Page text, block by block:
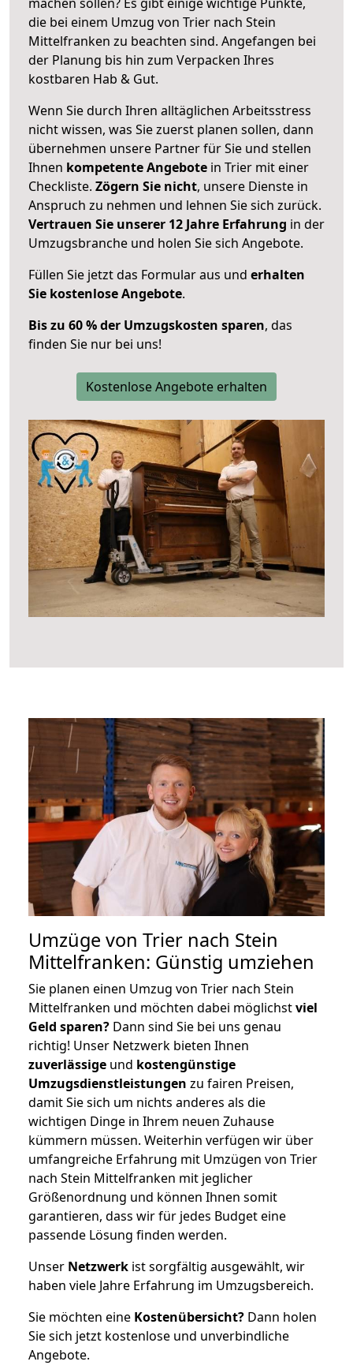
die bei einem Umzug von Trier nach Stein
Mittelfranken zu beachten sind. Angefangen bei
der Planung bis hin zum Verpacken Ihres
kostbaren Hab & Gut.
Wenn Sie durch Ihren alltäglichen Arbeitsstress
nicht wissen, was Sie zuerst planen sollen, dann
übernehmen unsere Partner für Sie und stellen
Ihnen kompetente Angebote in Trier mit einer
Checkliste. Zögern Sie nicht, unsere Dienste in
Anspruch zu nehmen und lehnen Sie sich zurück.
Vertrauen Sie unserer 12 Jahre Erfahrung in der
Umzugsbranche und holen Sie sich Angebote.
Füllen Sie jetzt das Formular aus und erhalten
Sie kostenlose Angebote.
Bis zu 60 % der Umzugskosten sparen, das
finden Sie nur bei uns!
Kostenlose Angebote erhalten
Umzüge von Trier nach Stein
Mittelfranken: Günstig umziehen
Sie planen einen Umzug von Trier nach Stein
Mittelfranken und möchten dabei möglichstviel
Geld sparen? Dann sind Sie bei uns genau
richtig! Unser Netzwerk bieten Ihnen
zuverlässige und kostengünstige
Umzugsdienstleistungen zu fairen Preisen,
damit Sie sich um nichts anderes als die
wichtigen Dinge in Ihrem neuen Zuhause
kümmern müssen. Weiterhin verfügen wir über
umfangreiche Erfahrung mit Umzügen von Trier
nach Stein Mittelfranken mit jeglicher
Größenordnung und können Ihnen somit
garantieren, dass wir für jedes Budget eine
passende Lösung finden werden.
Unser Netzwerk ist sorgfältig ausgewählt, wir
haben viele Jahre Erfahrung im Umzugsbereich.
Sie möchten eine Kostenübersicht? Dann holen
Sie sich jetzt kostenlose und unverbindliche
Angebote.